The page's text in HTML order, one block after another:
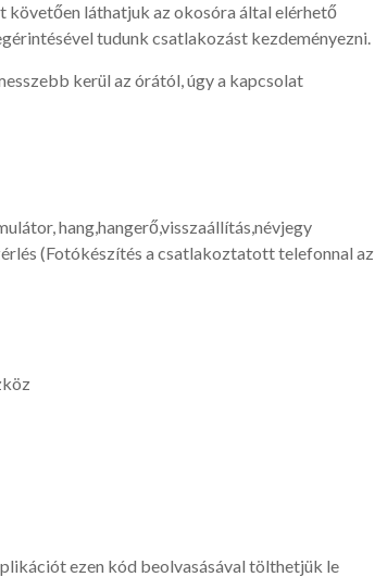
követően láthatjuk az okosóra által elérhető
tudunk csatlakozást kezdeményezni.
kerül az órától, úgy a kapcsolat
hang,hangerő,visszaállítás,névjegy
(Fotókészítés a csatlakoztatott telefonnal az
ezen kód beolvasásával tölthetjük le